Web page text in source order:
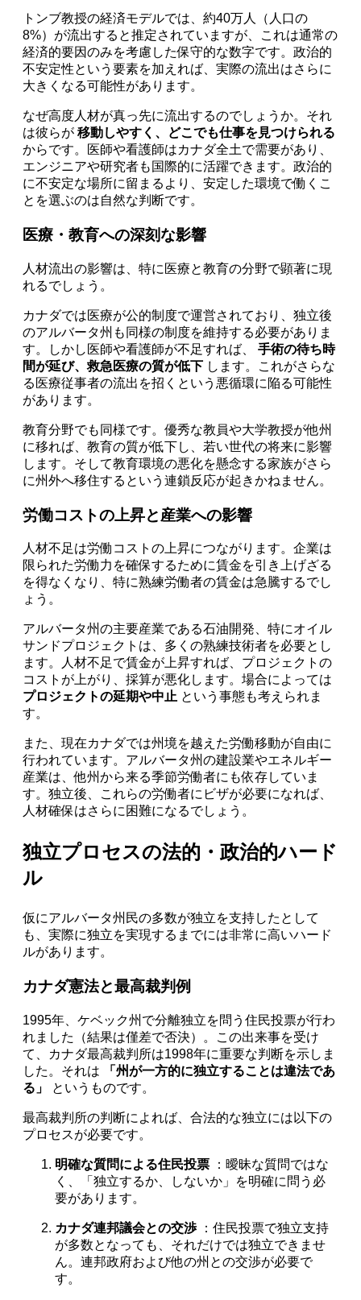
トンブ教授の経済モデルでは、約40万人（人口の
8%）が流出すると推定されていますが、これは通常の
経済的要因のみを考慮した保守的な数字です。政治的
不安定性という要素を加えれば、実際の流出はさらに
大きくなる可能性があります。
なぜ高度人材が真っ先に流出するのでしょうか。それ
は彼らが移動しやすく、どこでも仕事を見つけられる
からです。医師や看護師はカナダ全土で需要があり、
エンジニアや研究者も国際的に活躍できます。政治的
に不安定な場所に留まるより、安定した環境で働くこ
とを選ぶのは自然な判断です。
医療・教育への深刻な影響
人材流出の影響は、特に医療と教育の分野で顕著に現
れるでしょう。
カナダでは医療が公的制度で運営されており、独立後
のアルバータ州も同様の制度を維持する必要がありま
す。しかし医師や看護師が不足すれば、手術の待ち時
間が延び、救急医療の質が低下 します。これがさらな
る医療従事者の流出を招くという悪循環に陥る可能性
があります。
教育分野でも同様です。優秀な教員や大学教授が他州
に移れば、教育の質が低下し、若い世代の将来に影響
します。そして教育環境の悪化を懸念する家族がさら
に州外へ移住するという連鎖反応が起きかねません。
労働コストの上昇と産業への影響
人材不足は労働コストの上昇につながります。企業は
限られた労働力を確保するために賃金を引き上げざる
を得なくなり、特に熟練労働者の賃金は急騰するでし
ょう。
アルバータ州の主要産業である石油開発、特にオイル
サンドプロジェクトは、多くの熟練技術者を必要とし
ます。人材不足で賃金が上昇すれば、プロジェクトの
コストが上がり、採算が悪化します。場合によっては
プロジェクトの延期や中止 という事態も考えられま
す。
また、現在カナダでは州境を越えた労働移動が自由に
行われています。アルバータ州の建設業やエネルギー
産業は、他州から来る季節労働者にも依存していま
す。独立後、これらの労働者にビザが必要になれば、
人材確保はさらに困難になるでしょう。
独立プロセスの法的・政治的ハード
ル
仮にアルバータ州民の多数が独立を支持したとして
も、実際に独立を実現するまでには非常に高いハード
ルがあります。
カナダ憲法と最高裁判例
1995年、ケベック州で分離独立を問う住民投票が行わ
れました（結果は僅差で否決）。この出来事を受け
て、カナダ最高裁判所は1998年に重要な判断を示しま
した。それは
「州が一方的に独立することは違法であ
る」
というものです。
最高裁判所の判断によれば、合法的な独立には以下の
プロセスが必要です。
明確な質問による住民投票 ：曖昧な質問ではな
く、「独立するか、しないか」を明確に問う必
要があります。
カナダ連邦議会との交渉：住民投票で独立支持
が多数となっても、それだけでは独立できませ
ん。連邦政府および他の州との交渉が必要で
す。